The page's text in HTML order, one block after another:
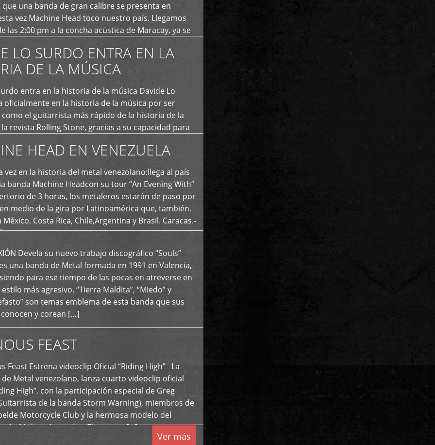
una banda de gran calibre se presenta en
vez Machine Head toco nuestro país. Llegamos
las 2:00 pm a la concha acústica de Maracay, ya se
LO SURDO ENTRA EN LA
DE LA MÚSICA
entra en la historia de la música Davide Lo
oficialmente en la historia de la música por ser
el guitarrista más rápido de la historia de la
revista Rolling Stone, gracias a su capacidad para
HEAD EN VENEZUELA
vez en la historia del metal venezolano:llega al país
banda Machine Headcon su tour “An Evening With”
de 3 horas, los metaleros estarán de paso por
medio de la gira por Latinoamérica que, también,
México, Costa Rica, Chile,Argentina y Brasil. Caracas.-
[…]
Devela su nuevo trabajo discográfico “Souls”
una banda de Metal formada en 1991 en Valencia,
para ese tiempo de las pocas en atreverse en
más agresivo. “Tierra Maldita”, “Miedo” y
son temas emblema de esta banda que sus
y corean […]
FEAST
Feast Estrena videoclip Oficial “Riding High” La
Metal venezolano, lanza cuarto videoclip oficial
High”, con la participación especial de Greg
de la banda Storm Warning), miembros de
Motorcycle Club y la hermosa modelo del
Melissa Acevedo. El potente […]
Ver más